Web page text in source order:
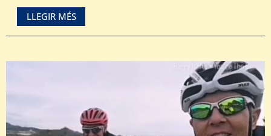
LLEGIR MÉS